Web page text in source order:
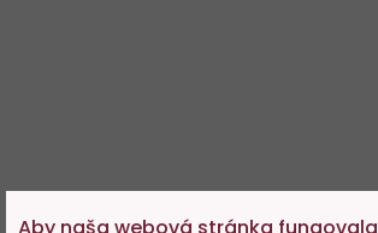
Aby naša webová stránka fungovala